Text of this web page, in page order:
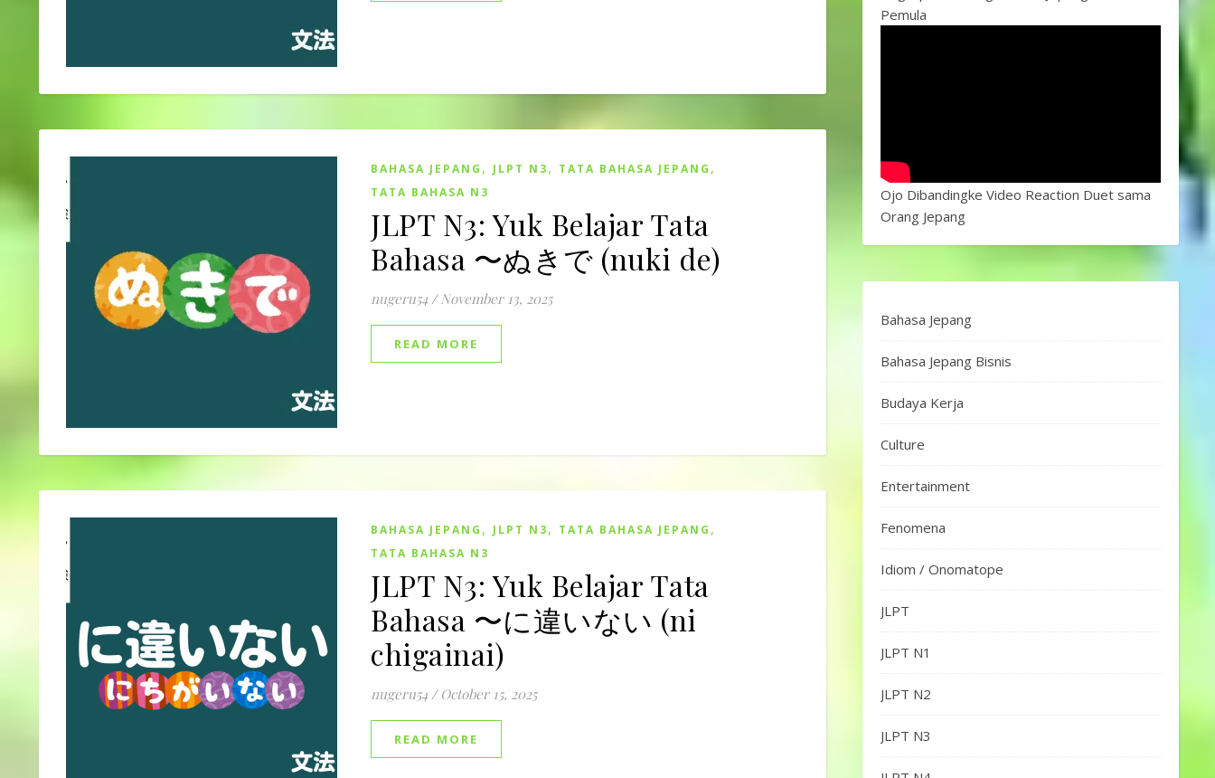
BAHASA JEPANG , JLPT N3, TATA BAHASA JEPANG ,
TATA BAHASA N3
JLPT N3: Yuk Belajar Tata
Bahasa 〜ぬきで (nuki de)
nugeru54 / November 13, 2025
READ MORE
BAHASA JEPANG , JLPT N3, TATA BAHASA JEPANG ,
TATA BAHASA N3
JLPT N3: Yuk Belajar Tata
Bahasa 〜に違いない (ni
chigainai)
nugeru54 / October 15, 2025
READ MORE
Pemula
Ojo Dibandingke Video Reaction Duet sama
Orang Jepang
Bahasa Jepang
Bahasa Jepang Bisnis
Budaya Kerja
Culture
Entertainment
Fenomena
Idiom / Onomatope
JLPT
JLPT N1
JLPT N2
JLPT N3